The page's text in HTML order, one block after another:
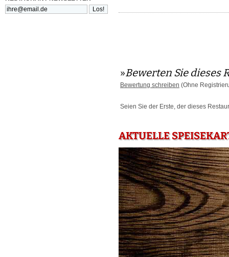
»Bewerten Sie dieses
Bewertung schreiben (Ohne
Seien Sie der Erste, der dieses
AKTUELLE